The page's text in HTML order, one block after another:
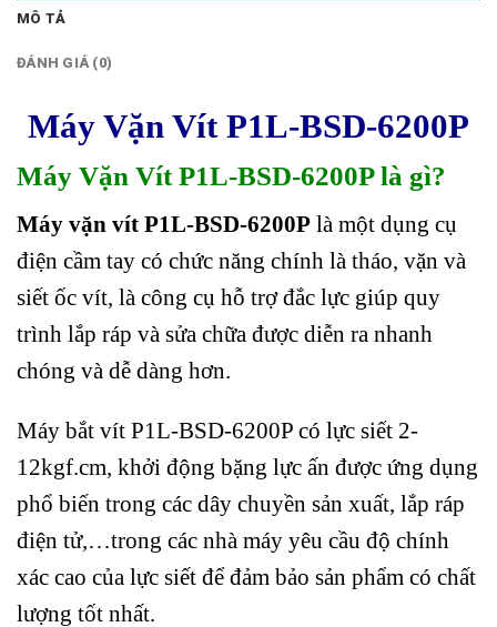
MÔ TẢ
ĐÁNH GIÁ (0)
Máy Vặn Vít P1L-BSD-6200P
Máy Vặn Vít P1L-BSD-6200P là gì?
Máy vặn vít P1L-BSD-6200P là một dụng cụ
điện cầm tay có chức năng chính là tháo, vặn và
siết ốc vít, là công cụ hỗ trợ đắc lực giúp quy
trình lắp ráp và sửa chữa được diễn ra nhanh
chóng và dễ dàng hơn.
Máy bắt vít P1L-BSD-6200P có lực siết 2-
12kgf.cm, khởi động bặng lực ấn được ứng dụng
phổ biến trong các dây chuyền sản xuất, lắp ráp
điện tử,…trong các nhà máy yêu cầu độ chính
xác cao của lực siết để đảm bảo sản phẩm có chất
lượng tốt nhất.